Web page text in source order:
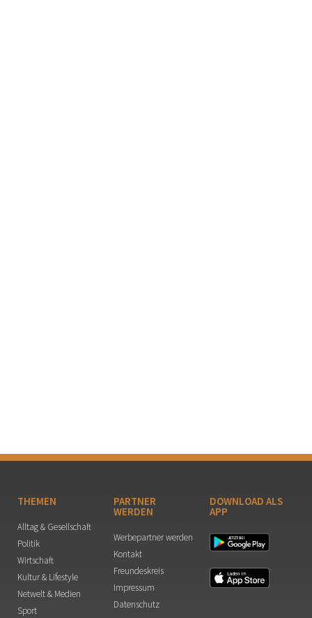
THEMEN
Alltag & Gesellschaft
Politik
Wirtschaft
Kultur & Lifestyle
Netwelt & Medien
Sport
PARTNER
WERDEN
Werbepartner werden
Kontakt
Freundeskreis
Impressum
Datenschutz
DOWNLOAD ALS
APP